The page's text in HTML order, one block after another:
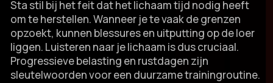
Sta stil bij het feit dat het lichaam tijd nodig heeft
om te herstellen.​ Wanneer je te vaak de grenzen
opzoekt, kunnen blessures en uitputting op de loer
liggen.​ Luisteren naar je lichaam is dus cruciaal.​
Progressieve belasting en rustdagen zijn
sleutelwoorden voor een duurzame trainingroutine.​